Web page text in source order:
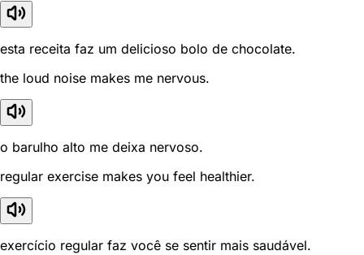
esta receita faz um delicioso bolo de chocolate.
the loud noise makes me nervous.
o barulho alto me deixa nervoso.
regular exercise makes you feel healthier.
exercício regular faz você se sentir mais saudável.